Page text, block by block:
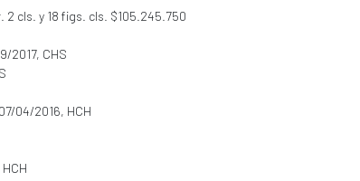
2 cls. y 18 figs. cls. $105.245.750
2017, CHS
04/2016, HCH